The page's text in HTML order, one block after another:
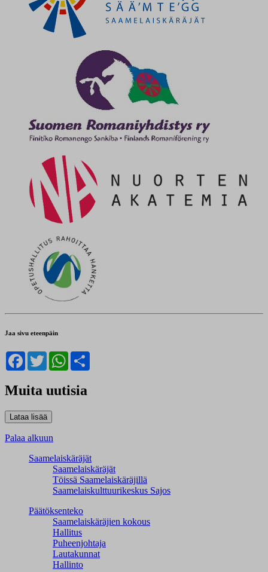
Jaa sivu eteenpäin
Facebook
TwitterWhatsApp
Muita uutisia
Palaa alkuun
Saamelaiskäräjät
Saamelaiskäräjät
Töissä Saamelaiskäräjillä
Saamelaiskulttuuri­keskus Sajos
Päätöksenteko
Saamelaiskäräjien kokous
Hallitus
Puheenjohtaja
Lautakunnat
Hallinto